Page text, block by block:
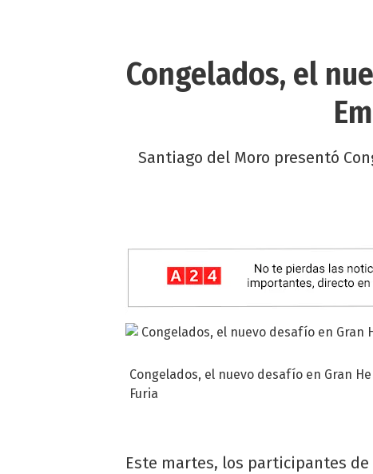
Congelados, el
Santiago del Moro presentó
Congelados, el nuevo desafío en Gran
Furia
Este martes, los participantes de